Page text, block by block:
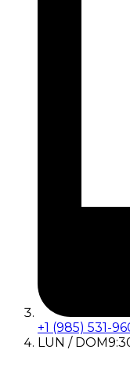
+1 (985) 531-
LUN / DOM